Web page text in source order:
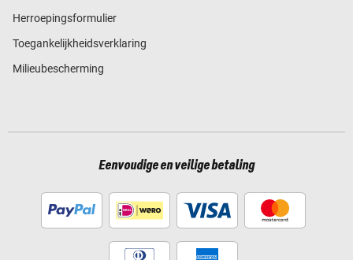
Herroepingsformulier
Toegankelijkheidsverklaring
Milieubescherming
Eenvoudige en veilige betaling